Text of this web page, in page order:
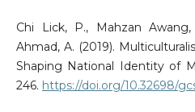
Chi Lick, P., Mahzan
Ahmad, A. (2019).
Shaping National Identity of
246. https://doi.org/10.32698/